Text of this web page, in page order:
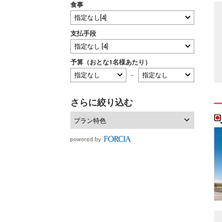
食事
支払手段
予算（おとな1名様あたり）
～
さらに絞り込む
プラン特色